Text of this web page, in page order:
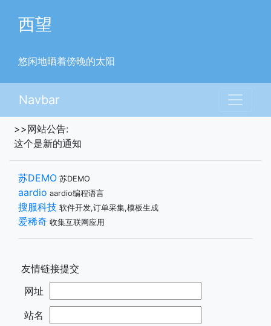
西望
悠闲地晒着傍晚的太阳
Navbar
>>网站公告:
这个是新的通知
苏DEMO 苏DEMO
aardio aardio编程语言
搜服科技 软件开发,订单采集,模板生成
爱稀奇 收集互联网应用
友情链接提交
网址
站名